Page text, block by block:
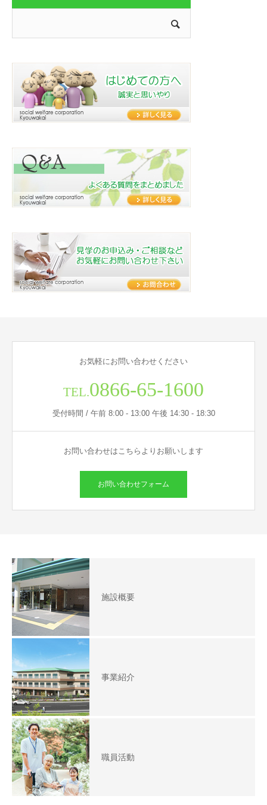
お気軽にお問い合わせください
TEL.0866-65-1600
受付時間 / 午前 8:00 - 13:00 午後 14:30 - 18:30
お問い合わせはこちらよりお願いします
お問い合わせフォーム
施設概要
事業紹介
職員活動